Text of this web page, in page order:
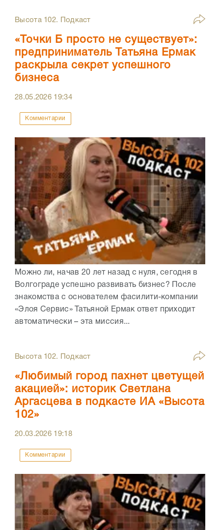
Высота 102. Подкаст
«Точки Б просто не существует»:
предприниматель Татьяна Ермак
раскрыла секрет успешного
бизнеса
28.05.2026 19:34
Комментарии
Можно ли, начав 20 лет назад с нуля, сегодня в
Волгограде успешно развивать бизнес? После
знакомства с основателем фасилити-компании
«Элоя Сервис» Татьяной Ермак ответ приходит
автоматически – эта миссия...
Высота 102. Подкаст
«Любимый город пахнет цветущей
акацией»: историк Светлана
Аргасцева в подкасте ИА «Высота
102»
20.03.2026 19:18
Комментарии